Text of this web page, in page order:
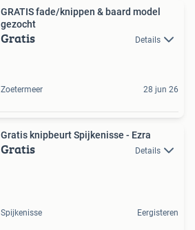
GRATIS fade/knippen & baard model
gezocht
Gratis Details
Zoetermeer 28 jun 26
Gratis knipbeurt Spijkenisse - Ezra
Gratis Details
Spijkenisse Eergisteren